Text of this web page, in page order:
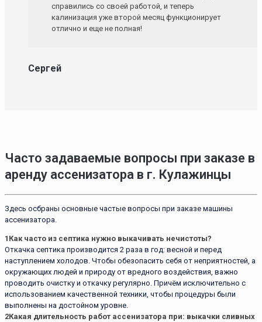
справились со своей работой, и теперь
калинизация уже второй месяц функционирует
отлично и еще не полная!
Сергей
Часто задаваемые вопросы при заказе в
аренду ассенизатора в г. Кулажинцы
Здесь осбраны основные частые вопросы при заказе машины
ассенизатора.
1 Как часто из септика нужно выкачивать нечистоты?
Откачка септика производится 2 раза в год: весной и перед
наступлением холодов. Чтобы обезопасить себя от неприятностей, а
окружающих людей и природу от вредного воздействия, важно
проводить очистку и откачку регулярно. Причём исключительно с
использованием качественной техники, чтобы процедуры были
выполнены на достойном уровне.
2Какая длительность работ ассенизатора при: выкачки сливных